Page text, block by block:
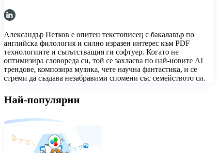
Александър Петков е опитен текстописец с бакалавър по
английска филология и силно изразен интерес към PDF
технологиите и съпътстващия ги софтуер. Когато не
оптимизира словореда си, той се захласва по най-новите AI
трендове, композира музика, чете научна фантастика, и се
стреми да създава незабравими спомени със семейството си.
Най-популярни